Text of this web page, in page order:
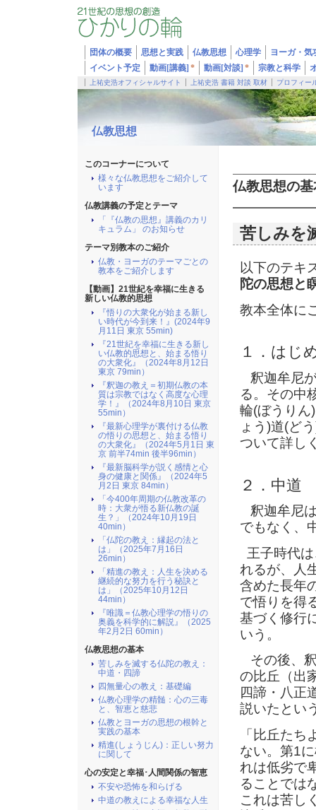
団体の概要 思想と実践 仏教思想 心理学
ヨーガ・気
イベント予定
動画[講義] * 動画[対談] * 宗教と科学
上祐史浩オフィシャルサイト 上祐史浩 書籍 対談 取材 プロフィー
仏教思想
仏教思想の基
苦しみを
以下のテキ
陀の思想と
教本全体に
１．はじ
釈迦牟尼
る。その中
輪(ぼうりん
ょう)道(ど
ついて詳し
２．中道
釈迦牟尼
でもなく、
王子時代
れるが、人
含めた長年
で悟りを得
基づく修行
いう。
その後、
の比丘（出
四諦・八正
説いたとい
「比丘た
ない。第1
れは低劣で
ることでは
これは苦し
このコーナーについて
様々な仏教思想をご紹介して
います
仏教講義の予定とテーマ
「『仏教の思想』講義のカリ
キュラム」 のお知らせ
テーマ別教本のご紹介
仏教・ヨーガのテーマごとの
教本をご紹介します
【動画】21世紀を幸福に生きる
新しい仏教的思想
『悟りの大衆化が始まる新し
い時代が今到来！』(2024年9
月11日 東京 55min)
『21世紀を幸福に生きる新し
い仏教的思想と、始まる悟り
の大衆化』（2024年8月12日
東京 79min）
『釈迦の教え＝初期仏教の本
質は宗教ではなく高度な心理
学！』（2024年8月10日 東京
55min）
『最新心理学が裏付ける仏教
の悟りの思想と、始まる悟り
の大衆化』（2024年5月1日 東
京 前半74min 後半96min）
『最新脳科学が説く感情と心
身の健康と関係』（2024年5
月2日 東京 84min）
「今400年周期の仏教改革の
時：大衆が悟る新仏教の誕
生？」（2024年10月19日
40min）
「仏陀の教え：縁起の法と
は」（2025年7月16日
26min）
「精進の教え：人生を決める
継続的な努力を行う秘訣と
は」（2025年10月12日
44min）
『唯識＝仏教心理学の悟りの
奥義を科学的に解説』（2025
年2月2日 60min）
仏教思想の基本
苦しみを滅する仏陀の教え：
中道・四諦
四無量心の教え：基礎編
仏教心理学の精髄：心の三毒
と、智恵と慈悲
仏教とヨーガの思想の根幹と
実践の基本
精進(しょうじん)：正しい努力
に関して
心の安定と幸福･人間関係の智恵
不安や恐怖を和らげる
中道の教えによる幸福な人生